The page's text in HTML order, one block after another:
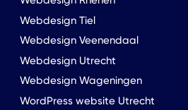
Webdesign Tiel
Webdesign Veenendaal
Webdesign Utrecht
Webdesign Wageningen
WordPress website Utrecht